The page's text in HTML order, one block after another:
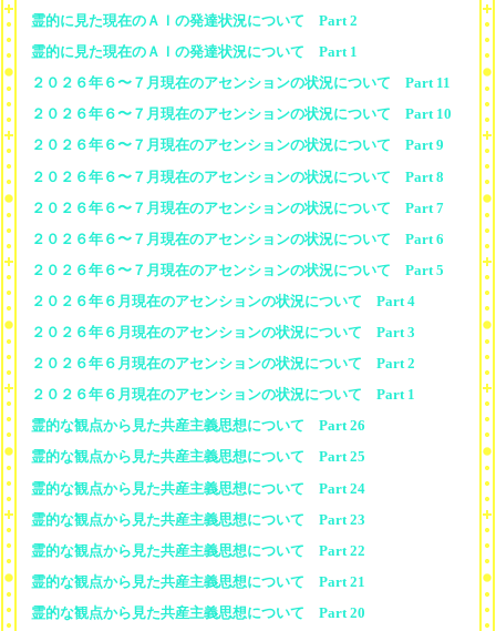
霊的に見た現在のＡＩの発達状況について Part 2
霊的に見た現在のＡＩの発達状況について Part 1
２０２６年６〜７月現在のアセンションの状況について Part 11
２０２６年６〜７月現在のアセンションの状況について Part 10
２０２６年６〜７月現在のアセンションの状況について Part 9
２０２６年６〜７月現在のアセンションの状況について Part 8
２０２６年６〜７月現在のアセンションの状況について Part 7
２０２６年６〜７月現在のアセンションの状況について Part 6
２０２６年６〜７月現在のアセンションの状況について Part 5
２０２６年６月現在のアセンションの状況について Part 4
２０２６年６月現在のアセンションの状況について Part 3
２０２６年６月現在のアセンションの状況について Part 2
２０２６年６月現在のアセンションの状況について Part 1
霊的な観点から見た共産主義思想について Part 26
霊的な観点から見た共産主義思想について Part 25
霊的な観点から見た共産主義思想について Part 24
霊的な観点から見た共産主義思想について Part 23
霊的な観点から見た共産主義思想について Part 22
霊的な観点から見た共産主義思想について Part 21
霊的な観点から見た共産主義思想について Part 20